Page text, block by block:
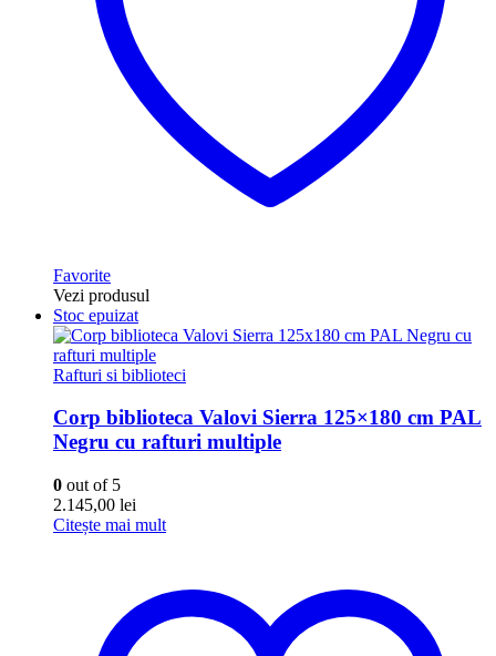
Favorite
Vezi produsul
Stoc epuizat
Rafturi si biblioteci
Corp biblioteca Valovi Sierra 125×180 cm PAL
Negru cu rafturi multiple
0 out of 5
2.145,00 lei
Citește mai mult